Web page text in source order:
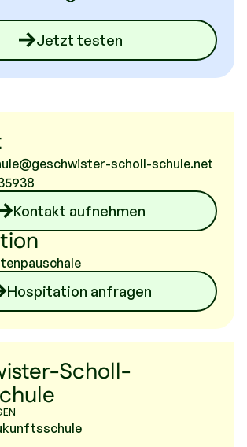
scholl-schule.net
Kontakt aufnehmen
Hospitation anfragen
Scholl-
Jetzt testen